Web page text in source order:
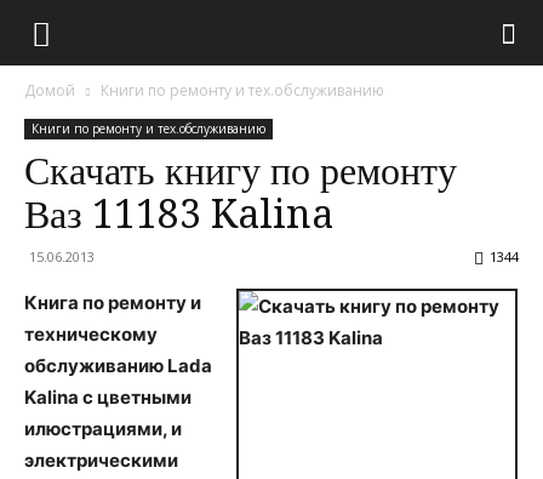
Домой Книги по ремонту и тех.обслуживанию
Книги по ремонту и тех.обслуживанию
Скачать книгу по ремонту
Ваз 11183 Kalina
15.06.2013 1344
Книга по ремонту и
техническому
обслуживанию Lada
Kalina с цветными
илюстрациями, и
электрическими